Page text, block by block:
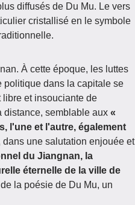
diffusés de Du Mu. Le vers
cristallisé en le symbole
À cette époque, les luttes
politique dans la capitale se
et insouciante de
distance, semblable aux «
l'une et l'autre, également
une salutation enjouée et
du Jiangnan, la
éternelle de la ville de
de la poésie de Du Mu, un